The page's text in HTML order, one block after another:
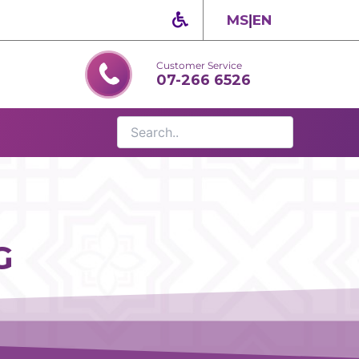
MS|EN
Customer Service
07-266 6526